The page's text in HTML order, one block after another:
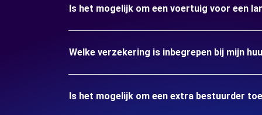
Is het mogelijk om een voertuig voor een
Welke verzekering is inbegrepen bij mijn
Is het mogelijk om een extra bestuurder